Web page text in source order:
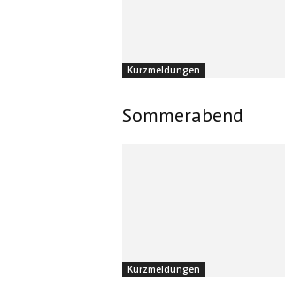
Kurzmeldungen
Sommerabend
Kurzmeldungen